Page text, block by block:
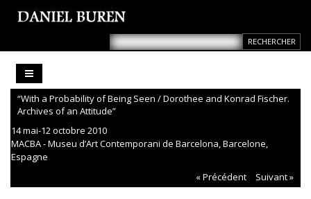
“With a Probability of Being Seen / Dorothee and Konrad Fischer.
Archives of an Attitude”
14 mai-12 octobre 2010
MACBA - Museu d’Art Contemporani de Barcelona, Barcelone,
Espagne
« Précédent
Suivant »